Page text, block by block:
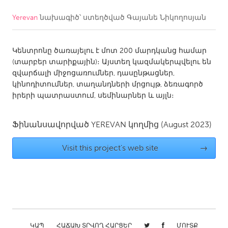
CANADA
Kitchener-Waterloo
New Glasgow
Newmarket
Ottawa
South Shore
Toronto
MALAYSIA
Yerevanնախագիծ՝ ստեղծված Գայանե Նիկողոսյան
Կենտրոնը ծառայելու է մոտ 200 մարդկանց համար
(տարբեր տարիքային)։ Այստեղ կազմակերպվելու են
զվարճալի միջոցառումներ, դասընթացներ,
կինոդիտումներ, տաղանդների մրցույթ, ձեռագործ
իրերի պատրաստում, սեմինարներ և այլն։
Ֆինանսավորված YEREVAN կողմից (August 2023)
Visit this project's web site →
ԿԱՊ ՀԱՃԱԽ ՏՐՎՈՂ ՀԱՐՑԵՐ ՄՈՒՏՔ